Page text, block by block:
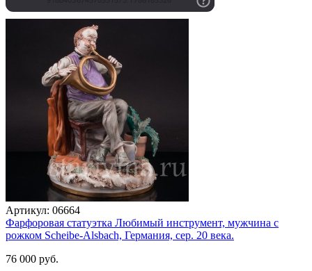
Артикул: 06664
Фарфоровая статуэтка Любимый инструмент, мужчина с
рожком Scheibe-Alsbach, Германия, сер. 20 века.
76 000 руб.